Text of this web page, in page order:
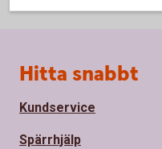
Sidfot
Hitta snabbt
Kundservice
Spärrhjälp